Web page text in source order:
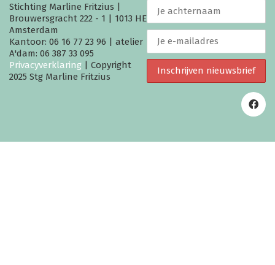
Stichting Marline Fritzius |
Brouwersgracht 222 - 1 | 1013 HE
Amsterdam
Kantoor: 06 16 77 23 96 | atelier
A'dam: 06 387 33 095
Privacyverklaring | Copyright
2025 Stg Marline Fritzius